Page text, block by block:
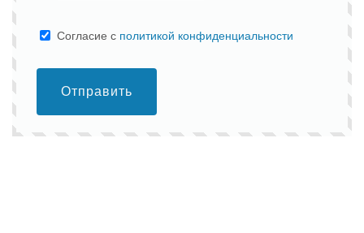
Cогласие с политикой конфиденциальности
Отправить